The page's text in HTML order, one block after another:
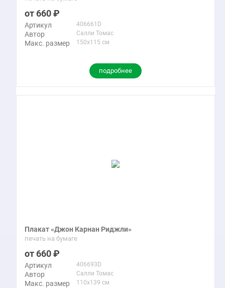
660
Артикул 406661D
Автор Салли Томас
Макс. размер 150x115 см
подробнее
Плакат «Джон Карнан Риджли»
печать на бумаге
660
Артикул 406693D
Автор Салли Томас
Макс. размер 110x139 см